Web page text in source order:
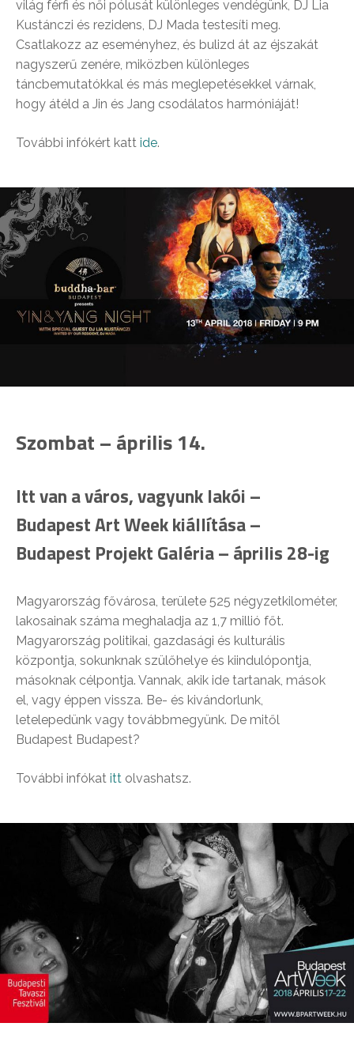
világ férfi és női pólusát különleges vendégünk, DJ Lia
Kustánczi és rezidens, DJ Mada testesíti meg.
Csatlakozz az eseményhez, és bulizd át az éjszakát
nagyszerű zenére, miközben különleges
táncbemutatókkal és más meglepetésekkel várnak,
hogy átéld a Jin és Jang csodálatos harmóniáját!
További infókért katt ide.
Szombat – április 14.
Itt van a város, vagyunk lakói –
Budapest Art Week kiállítása –
Budapest Projekt Galéria – április 28-ig
Magyarország fővárosa, területe 525 négyzetkilométer,
lakosainak száma meghaladja az 1,7 millió főt.
Magyarország politikai, gazdasági és kulturális
központja, sokunknak szülőhelye és kiindulópontja,
másoknak célpontja. Vannak, akik ide tartanak, mások
el, vagy éppen vissza. Be- és kivándorlunk,
letelepedünk vagy továbbmegyünk. De mitől
Budapest Budapest?
További infókat itt olvashatsz.